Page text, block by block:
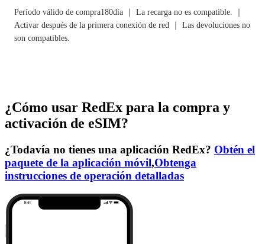
Período válido de compra180día ｜ La recarga no es compatible. ｜
Activar después de la primera conexión de red ｜ Las devoluciones no
son compatibles.
¿Cómo usar RedEx para la compra y
activación de eSIM?
¿Todavía no tienes una aplicación RedEx? Obtén el
paquete de la aplicación móvil,Obtenga
instrucciones de operación detalladas